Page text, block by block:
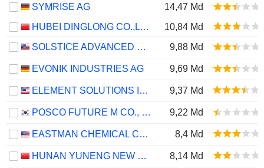
SYMRISE AG
14,47 Md
HUBEI DINGLONG CO.,LTD.
10,84 Md
SOLSTICE ADVANCED MATERIALS, INC.
9,88 Md
EVONIK INDUSTRIES AG 9,69 Md
ELEMENT SOLUTIONS INC 9,37 Md
POSCO FUTURE M CO., LTD. 9,22 Md
EASTMAN CHEMICAL COMPANY 8,4 Md
HUNAN YUNENG NEW ENERGY BATTERY MATERIAL CO.,LTD. 8,14 Md